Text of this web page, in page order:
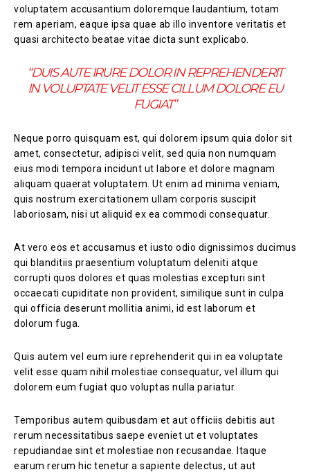
voluptatem accusantium doloremque laudantium, totam
rem aperiam, eaque ipsa quae ab illo inventore veritatis et
quasi architecto beatae vitae dicta sunt explicabo.
“DUIS AUTE IRURE DOLOR IN REPREHENDERIT
IN VOLUPTATE VELIT ESSE CILLUM DOLORE EU
FUGIAT”
Neque porro quisquam est, qui dolorem ipsum quia dolor sit
amet, consectetur, adipisci velit, sed quia non numquam
eius modi tempora incidunt ut labore et dolore magnam
aliquam quaerat voluptatem. Ut enim ad minima veniam,
quis nostrum exercitationem ullam corporis suscipit
laboriosam, nisi ut aliquid ex ea commodi consequatur.
At vero eos et accusamus et iusto odio dignissimos ducimus
qui blanditiis praesentium voluptatum deleniti atque
corrupti quos dolores et quas molestias excepturi sint
occaecati cupiditate non provident, similique sunt in culpa
qui officia deserunt mollitia animi, id est laborum et
dolorum fuga.
Quis autem vel eum iure reprehenderit qui in ea voluptate
velit esse quam nihil molestiae consequatur, vel illum qui
dolorem eum fugiat quo voluptas nulla pariatur.
Temporibus autem quibusdam et aut officiis debitis aut
rerum necessitatibus saepe eveniet ut et voluptates
repudiandae sint et molestiae non recusandae. Itaque
earum rerum hic tenetur a sapiente delectus, ut aut